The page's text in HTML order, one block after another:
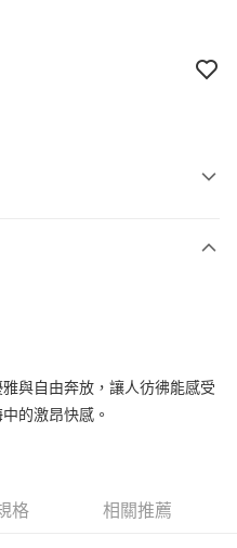
運費
與自由奔放，讓人彷彿能感受
的激昂快感。
格 相關推薦